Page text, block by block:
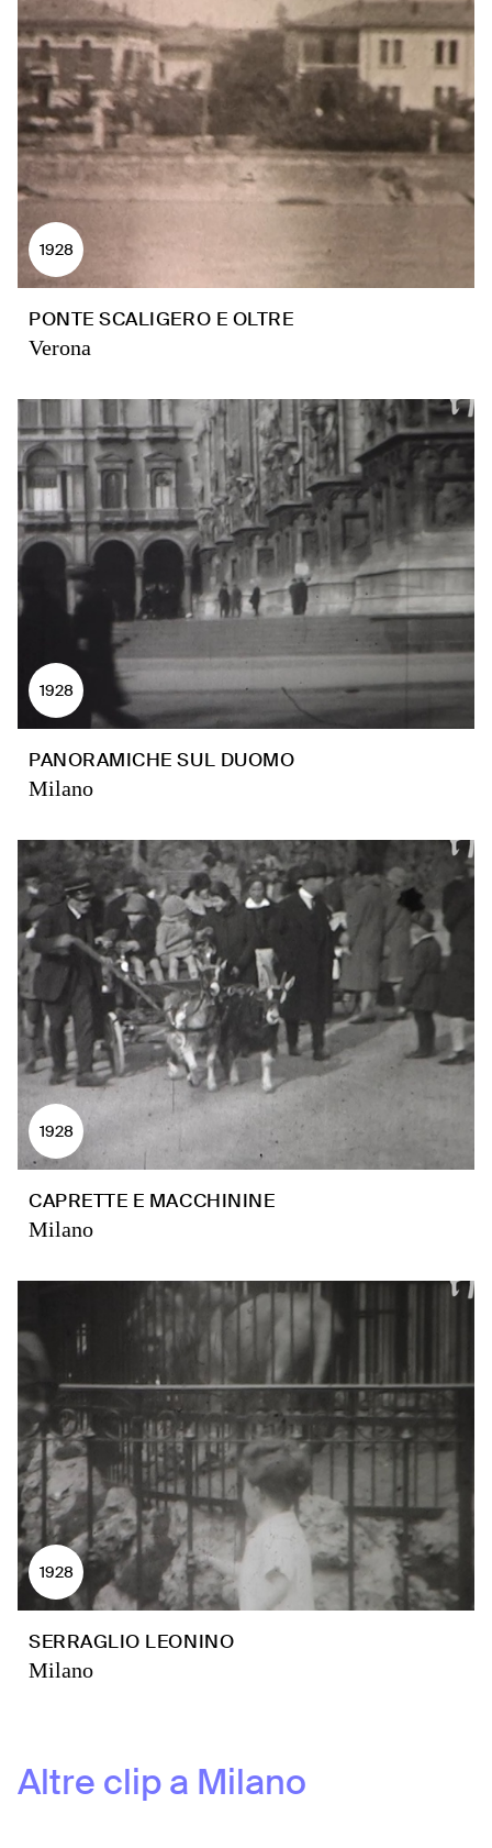
1928
PONTE SCALIGERO E OLTRE
Verona
1928
PANORAMICHE SUL DUOMO
Milano
1928
CAPRETTE E MACCHININE
Milano
1928
SERRAGLIO LEONINO
Milano
Altre clip a Milano